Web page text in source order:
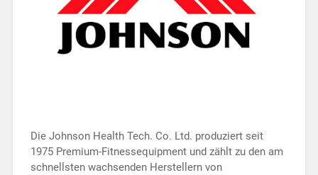
Die Johnson Health Tech. Co. Ltd. produziert seit
1975 Premium-Fitnessequipment und zählt zu den am
schnellsten wachsenden Herstellern von